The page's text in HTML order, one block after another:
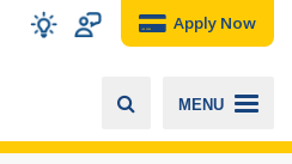
Apply Now
MENU